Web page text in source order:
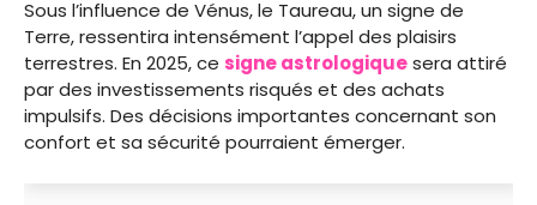
Sous l’influence de Vénus, le Taureau, un signe de
Terre, ressentira intensément l’appel des plaisirs
terrestres. En 2025, ce signe astrologiquesera attiré
par des investissements risqués et des achats
impulsifs. Des décisions importantes concernant son
confort et sa sécurité pourraient émerger.